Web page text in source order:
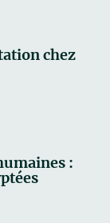
chez
: